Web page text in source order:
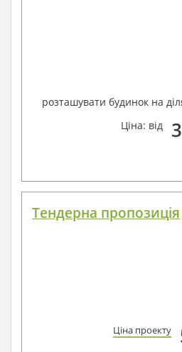
розташувати будинок на
Ціна: від
Тендерна пропозиція
Ціна проекту